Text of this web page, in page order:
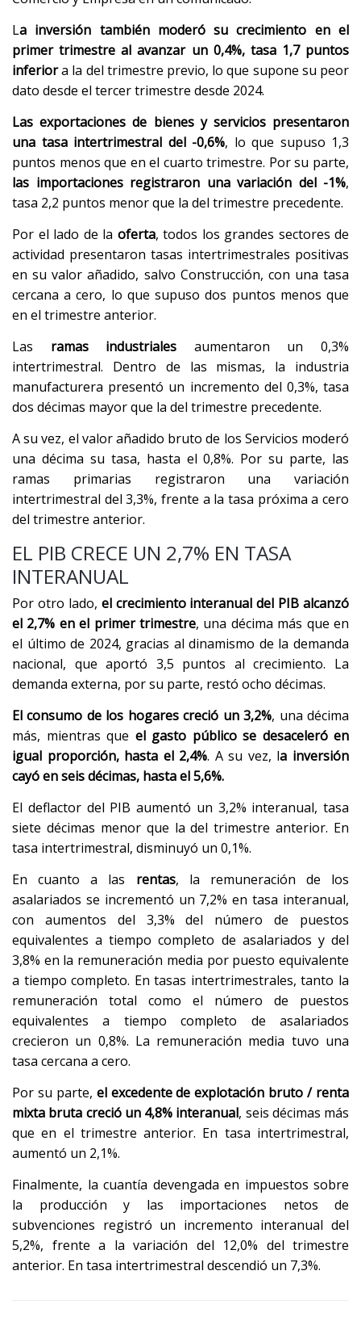
La inversión también moderó su crecimiento en el
primer trimestre al avanzar un 0,4%, tasa 1,7 puntos
inferiora la del trimestre previo, lo que supone su peor
dato desde el tercer trimestre desde 2024.
Las exportaciones de bienes y servicios presentaron
una tasa intertrimestral del -0,6%, lo que supuso 1,3
puntos menos que en el cuarto trimestre. Por su parte,
las importaciones registraron una variación del -1%,
tasa 2,2 puntos menor que la del trimestre precedente.
Por el lado de la oferta, todos los grandes sectores de
actividad presentaron tasas intertrimestrales positivas
en su valor añadido, salvo Construcción, con una tasa
cercana a cero, lo que supuso dos puntos menos que
en el trimestre anterior.
Las ramas industriales aumentaron un 0,3%
intertrimestral. Dentro de las mismas, la industria
manufacturera presentó un incremento del 0,3%, tasa
dos décimas mayor que la del trimestre precedente.
A su vez, el valor añadido bruto de los Servicios moderó
una décima su tasa, hasta el 0,8%. Por su parte, las
ramas primarias registraron una variación
intertrimestral del 3,3%, frente a la tasa próxima a cero
del trimestre anterior.
EL PIB CRECE UN 2,7% EN TASA
INTERANUAL
Por otro lado, el crecimiento interanual del PIB alcanzó
el 2,7% en el primer trimestre, una décima más que en
el último de 2024, gracias al dinamismo de la demanda
nacional, que aportó 3,5 puntos al crecimiento. La
demanda externa, por su parte, restó ocho décimas.
El consumo de los hogares creció un 3,2%, una décima
más, mientras que el gasto público se desaceleró en
igual proporción, hasta el 2,4%. A su vez, la inversión
cayó en seis décimas, hasta el 5,6%.
El deflactor del PIB aumentó un 3,2% interanual, tasa
siete décimas menor que la del trimestre anterior. En
tasa intertrimestral, disminuyó un 0,1%.
En cuanto a las rentas, la remuneración de los
asalariados se incrementó un 7,2% en tasa interanual,
con aumentos del 3,3% del número de puestos
equivalentes a tiempo completo de asalariados y del
3,8% en la remuneración media por puesto equivalente
a tiempo completo. En tasas intertrimestrales, tanto la
remuneración total como el número de puestos
equivalentes a tiempo completo de asalariados
crecieron un 0,8%. La remuneración media tuvo una
tasa cercana a cero.
Por su parte, el excedente de explotación bruto / renta
mixta bruta creció un 4,8% interanual, seis décimas más
que en el trimestre anterior. En tasa intertrimestral,
aumentó un 2,1%.
Finalmente, la cuantía devengada en impuestos sobre
la producción y las importaciones netos de
subvenciones registró un incremento interanual del
5,2%, frente a la variación del 12,0% del trimestre
anterior. En tasa intertrimestral descendió un 7,3%.